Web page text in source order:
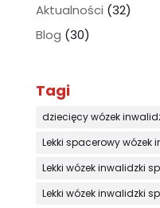
Aktualności (32)
Blog (30)
Tagi
dziecięcy wózek
Lekki spacerowy wózek
Lekki wózek inwalidzki
Lekki wózek inwalidzki